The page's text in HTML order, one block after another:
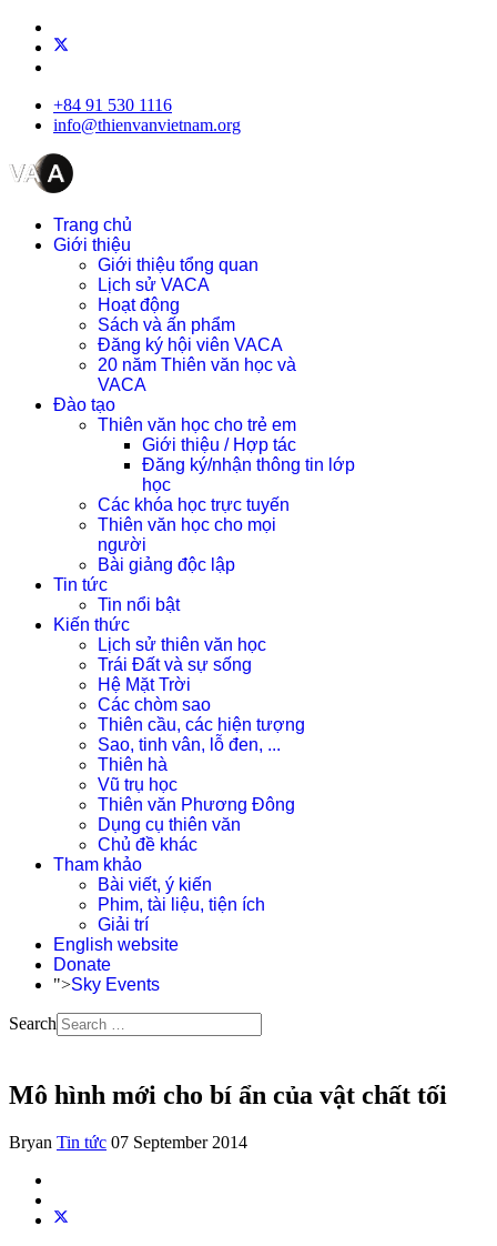
+84 91 530 1116
info@thienvanvietnam.org
Trang chủ
Giới thiệu
Giới thiệu tổng quan
Lịch sử VACA
Hoạt động
Sách và ấn phẩm
Đăng ký hội viên VACA
20 năm Thiên văn học và
VACA
Đào tạo
Thiên văn học cho trẻ em
Giới thiệu / Hợp tác
Đăng ký/nhận thông tin lớp
học
Các khóa học trực tuyến
Thiên văn học cho mọi
người
Bài giảng độc lập
Tin tức
Tin nổi bật
Kiến thức
Lịch sử thiên văn học
Trái Đất và sự sống
Hệ Mặt Trời
Các chòm sao
Thiên cầu, các hiện tượng
Sao, tinh vân, lỗ đen, ...
Thiên hà
Vũ trụ học
Thiên văn Phương Đông
Dụng cụ thiên văn
Chủ đề khác
Tham khảo
Bài viết, ý kiến
Phim, tài liệu, tiện ích
Giải trí
English website
Donate
">Sky Events
Search
Mô hình mới cho bí ẩn của vật chất tối
Bryan Tin tức 07 September 2014